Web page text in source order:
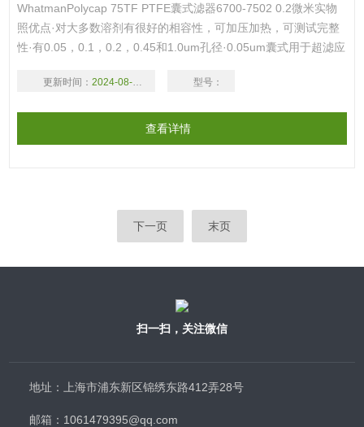
WhatmanPolycap 75TF PTFE囊式滤器6700-7502 0.2微米实物
照优点·对大多数溶剂有很好的相容性，可加压加热，可测试完整
性·有0.05，0.1，0.2，0.45和1.0um孔径·0.05um囊式用于超滤应
加热消毒·在ISO质量体系下，10000级的清洁室内生产
更新时间： 2024-08-17 型号：
查看详情
下一页 末页
扫一扫，关注微信
地址：上海市浦东新区锦绣东路412弄28号
邮箱：1061479395@qq.com